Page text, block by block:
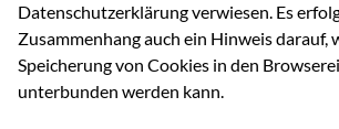
Datenschutzerklärung verwiesen. Es
Zusammenhang auch ein Hinweis darauf,
Speicherung von Cookies in den
unterbunden werden kann.